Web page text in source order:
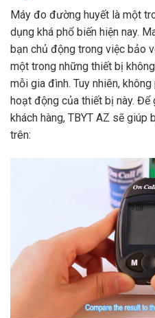
Máy đo đường huyết là một
dụng khá phổ biến hiện nay.
bạn chủ động trong việc bảo
một trong những thiết bị
mỗi gia đình. Tuy nhiên,
hoạt động của thiết bị này.
khách hàng, TBYT AZ sẽ
trên: